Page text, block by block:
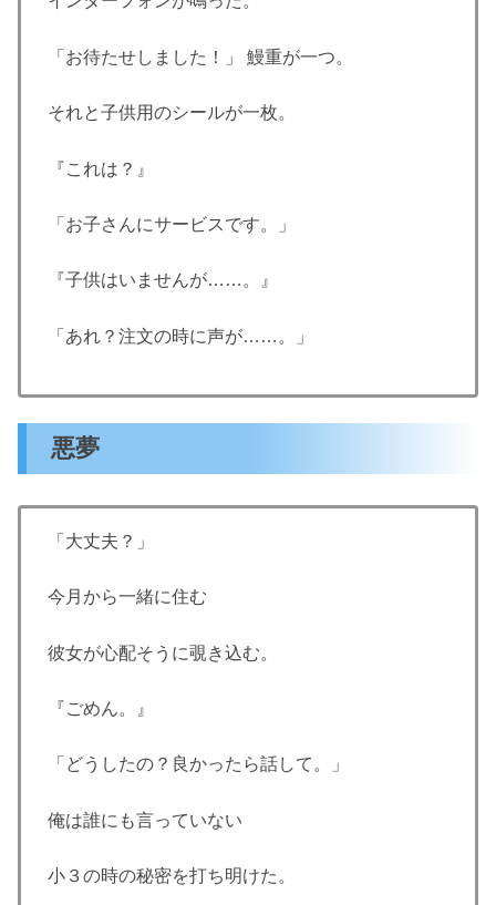
「お待たせしました！」 鰻重が一つ。
それと子供用のシールが一枚。
『これは？』
「お子さんにサービスです。」
『子供はいませんが……。』
「あれ？注文の時に声が……。」
悪夢
「大丈夫？」
今月から一緒に住む
彼女が心配そうに覗き込む。
『ごめん。』
「どうしたの？良かったら話して。」
俺は誰にも言っていない
小３の時の秘密を打ち明けた。